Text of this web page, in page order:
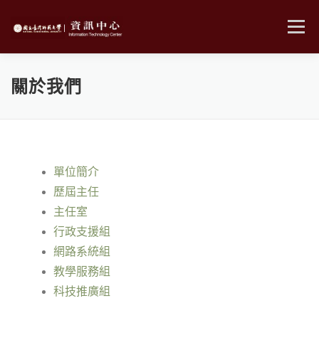
選單
關於我們
單位簡介
歷屆主任
主任室
行政支援組
網路系統組
教學服務組
科技推廣組